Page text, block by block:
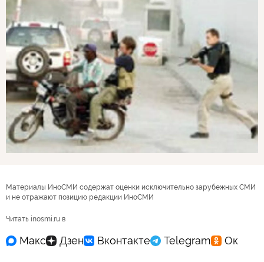
Материалы ИноСМИ содержат оценки исключительно зарубежных СМИ
и не отражают позицию редакции ИноСМИ
Читать inosmi.ru в